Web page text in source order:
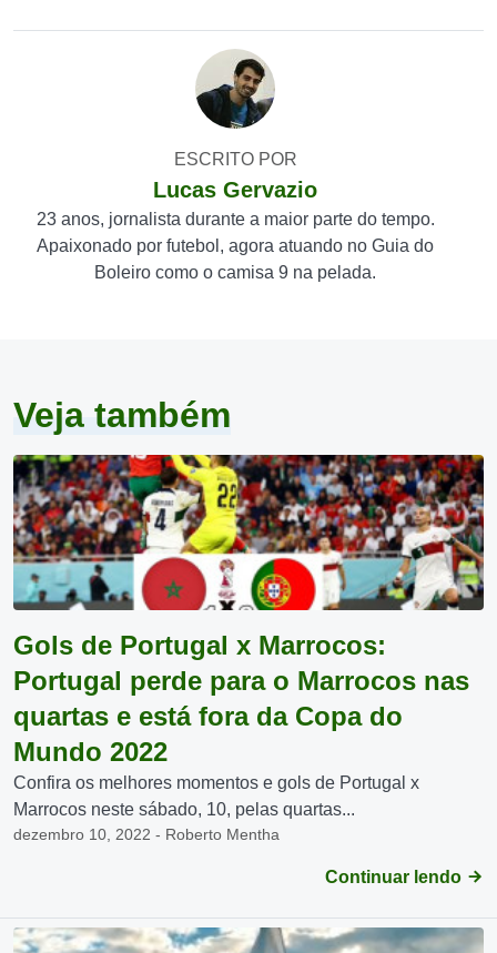
ESCRITO POR
Lucas Gervazio
23 anos, jornalista durante a maior parte do tempo.
Apaixonado por futebol, agora atuando no Guia do
Boleiro como o camisa 9 na pelada.
Veja também
Gols de Portugal x Marrocos:
Portugal perde para o Marrocos nas
quartas e está fora da Copa do
Mundo 2022
Confira os melhores momentos e gols de Portugal x
Marrocos neste sábado, 10, pelas quartas...
dezembro 10, 2022 - Roberto Mentha
Continuar lendo